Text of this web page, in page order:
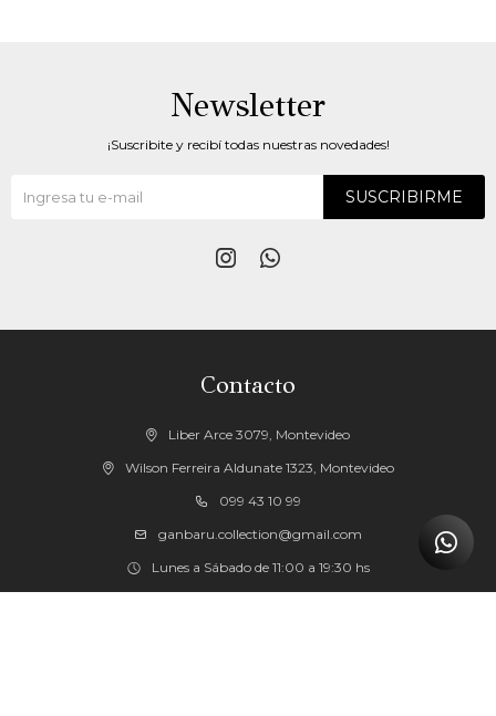
Contacto
Liber Arce 3079, Montevideo
Wilson Ferreira Aldunate 1323, Montevideo
099 43 10 99
ganbaru.collection@gmail.com
Lunes a Sábado de 11:00 a 19:30 hs
Newsletter
¡Suscribite y recibí todas nuestras novedades!
SUSCRIBIRME
 